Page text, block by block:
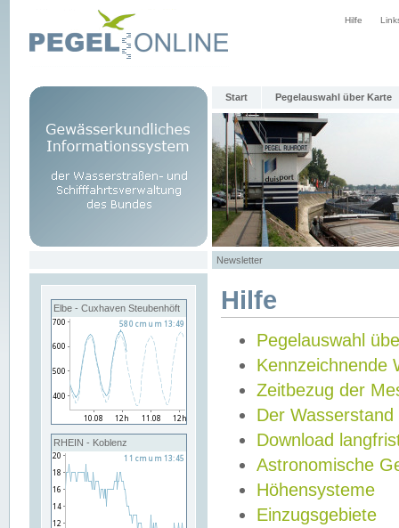
Hilfe
Start Pegelauswahl über Karte
Newsletter
Elbe - Cuxhaven Steubenhöft
RHEIN - Koblenz
Hilfe
Pegelauswahl
Kennzeichnende
Zeitbezug der
Der Wasserstand
Download
Astronomische
Höhensysteme
Einzugsgebiete